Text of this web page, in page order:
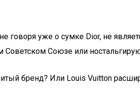
уже о сумке Dior, не
Союзе или
бренд? Или Louis Vuitton